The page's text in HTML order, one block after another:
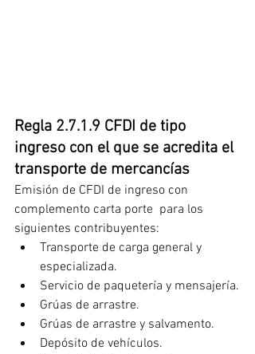
Regla 2.7.1.9 CFDI de tipo
ingreso con el que se acredita el
transporte de mercancías
Emisión de CFDI de ingreso con
complemento carta porte  para los
siguientes contribuyentes:
Transporte de carga general y
especializada.
Servicio de paquetería y mensajería.
Grúas de arrastre.
Grúas de arrastre y salvamento.
Depósito de vehículos.